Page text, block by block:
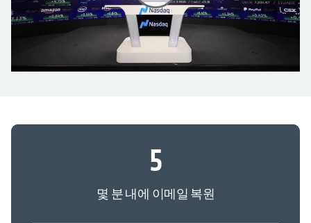
5
몇 분 내에 이메일 복원